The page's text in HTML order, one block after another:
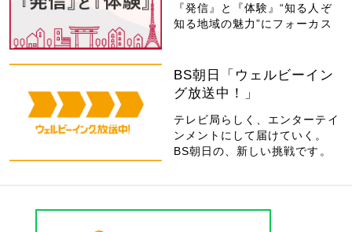
『発信』と『体験』“知る人ぞ
知る地域の魅力”にフォーカス
BS朝日「ウェルビーイン
グ放送中！」
テレビ局らしく、エンターテイ
ンメントにして届けていく。
BS朝日の、新しい挑戦です。